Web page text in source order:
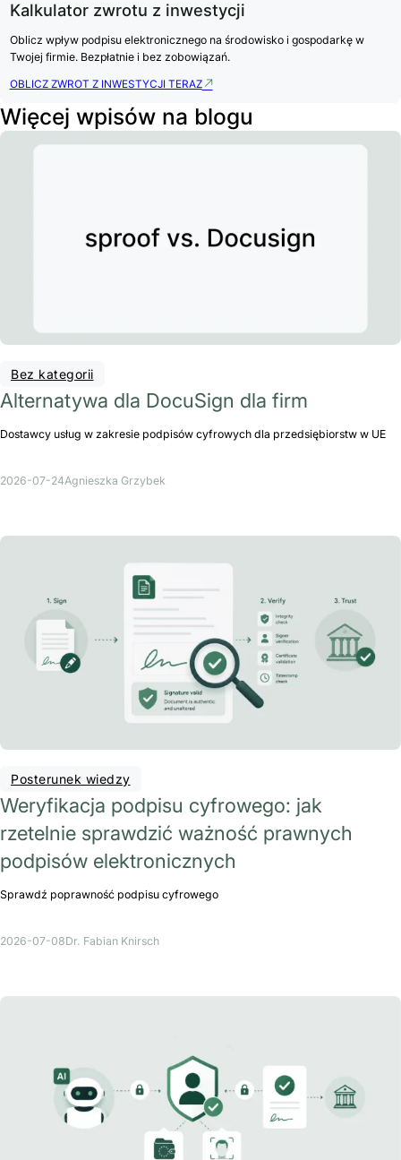
Kalkulator zwrotu z inwestycji
Oblicz wpływ podpisu elektronicznego na środowisko i gospodarkę w
Twojej firmie. Bezpłatnie i bez zobowiązań.
OBLICZ ZWROT Z INWESTYCJI TERAZ
Więcej wpisów na blogu
Bez kategorii
Alternatywa dla DocuSign dla firm
Dostawcy usług w zakresie podpisów cyfrowych dla przedsiębiorstw w UE
2026-07-24Agnieszka Grzybek
Posterunek wiedzy
Weryfikacja podpisu cyfrowego: jak
rzetelnie sprawdzić ważność prawnych
podpisów elektronicznych
Sprawdź poprawność podpisu cyfrowego
2026-07-08Dr. Fabian Knirsch